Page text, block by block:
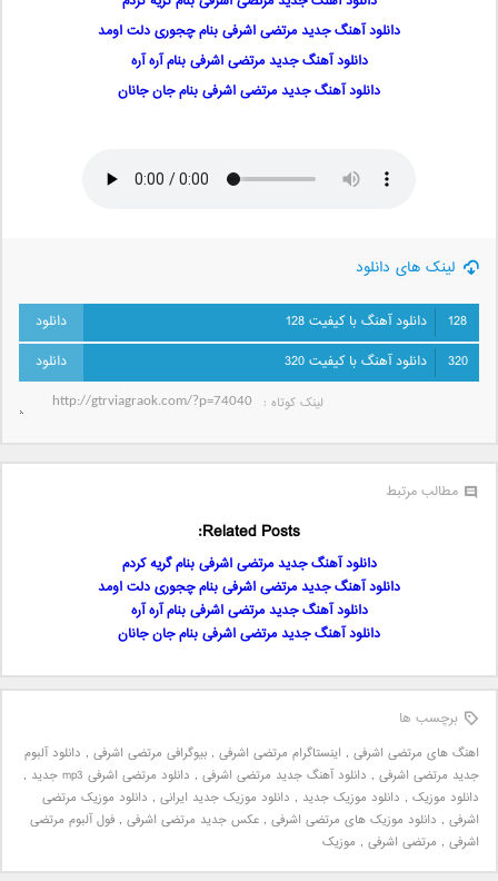
دانلود آهنگ جدید مرتضی اشرفی بنام چجوری دلت اومد
دانلود آهنگ جدید مرتضی اشرفی بنام آره آره
دانلود آهنگ جدید مرتضی اشرفی بنام جان جانان
لینک های دانلود
128
دانلود آهنگ با کیفیت 128
320
دانلود آهنگ با کیفیت 320
لینک کوتاه‌ :
مطالب مرتبط
Related Posts:
دانلود آهنگ جدید مرتضی اشرفی بنام گریه کردم
دانلود آهنگ جدید مرتضی اشرفی بنام چجوری دلت اومد
دانلود آهنگ جدید مرتضی اشرفی بنام آره آره
دانلود آهنگ جدید مرتضی اشرفی بنام جان جانان
برچسب ها
اهنگ های مرتضی اشرفی , اینستاگرام مرتضی اشرفی , بیوگرافی مرتضی اشرفی , دانلود آلبوم
جدید مرتضی اشرفی , دانلود آهنگ جدید مرتضی اشرفی , دانلود مرتضی اشرفی mp3 جدید
,
دانلود موزیک , دانلود موزیک جدید , دانلود موزیک جدید ایرانی , دانلود موزیک مرتضی
اشرفی , دانلود موزیک های مرتضی اشرفی , عکس جدید مرتضی اشرفی , فول آلبوم مرتضی
اشرفی , مرتضی اشرفی , موزیک